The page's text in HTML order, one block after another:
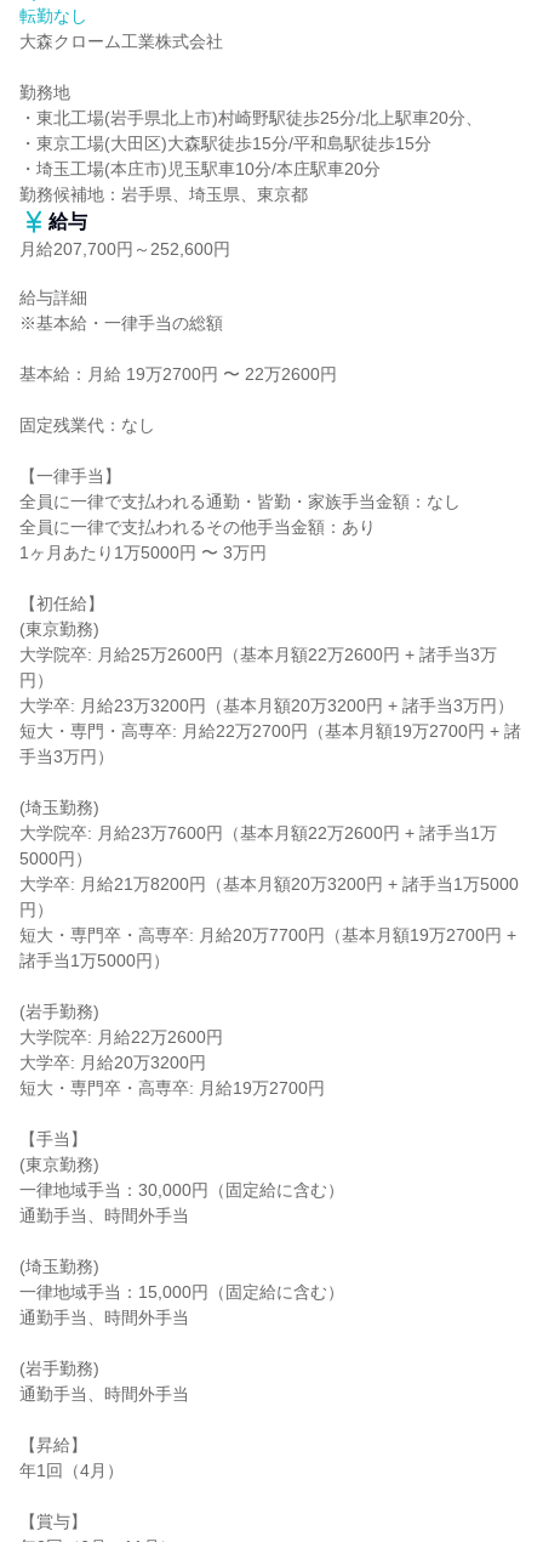
転勤なし
大森クローム工業株式会社
勤務地
・東北工場(岩手県北上市)村崎野駅徒歩25分/北上駅車20分、
・東京工場(大田区)大森駅徒歩15分/平和島駅徒歩15分
・埼玉工場(本庄市)児玉駅車10分/本庄駅車20分
勤務候補地：岩手県、埼玉県、東京都
給与
月給207,700円～252,600円
給与詳細
※基本給・一律手当の総額
基本給：月給 19万2700円 〜 22万2600円
固定残業代：なし
【一律手当】
全員に一律で支払われる通勤・皆勤・家族手当金額：なし
全員に一律で支払われるその他手当金額：あり
1ヶ月あたり1万5000円 〜 3万円
【初任給】
(東京勤務)
大学院卒: 月給25万2600円（基本月額22万2600円 + 諸手当3万
円）
大学卒: 月給23万3200円（基本月額20万3200円 + 諸手当3万円）
短大・専門・高専卒: 月給22万2700円（基本月額19万2700円 + 諸
手当3万円）
(埼玉勤務)
大学院卒: 月給23万7600円（基本月額22万2600円 + 諸手当1万
5000円）
大学卒: 月給21万8200円（基本月額20万3200円 + 諸手当1万5000
円）
短大・専門卒・高専卒: 月給20万7700円（基本月額19万2700円 +
諸手当1万5000円）
(岩手勤務)
大学院卒: 月給22万2600円
大学卒: 月給20万3200円
短大・専門卒・高専卒: 月給19万2700円
【手当】
(東京勤務)
一律地域手当：30,000円（固定給に含む）
通勤手当、時間外手当
(埼玉勤務)
一律地域手当：15,000円（固定給に含む）
通勤手当、時間外手当
(岩手勤務)
通勤手当、時間外手当
【昇給】
年1回（4月）
【賞与】